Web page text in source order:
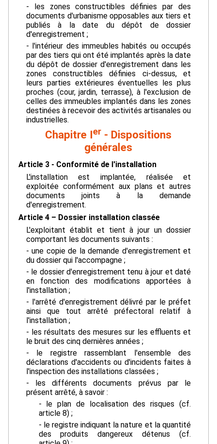
- les zones constructibles définies par des
documents d'urbanisme opposables aux tiers et
publiés à la date du dépôt de dossier
d'enregistrement ;
- l'intérieur des immeubles habités ou occupés
par des tiers qui ont été implantés après la date
du dépôt de dossier d'enregistrement dans les
zones constructibles définies ci-dessus, et
leurs parties extérieures éventuelles les plus
proches (cour, jardin, terrasse), à l'exclusion de
celles des immeubles implantés dans les zones
destinées à recevoir des activités artisanales ou
industrielles.
Chapitre Ier - Dispositions
générales
Article 3 - Conformité de l'installation
L'installation est implantée, réalisée et
exploitée conformément aux plans et autres
documents joints à la demande
d'enregistrement.
Article 4 – Dossier installation classée
L'exploitant établit et tient à jour un dossier
comportant les documents suivants :
- une copie de la demande d'enregistrement et
du dossier qui l'accompagne ;
- le dossier d'enregistrement tenu à jour et daté
en fonction des modifications apportées à
l'installation ;
- l'arrêté d'enregistrement délivré par le préfet
ainsi que tout arrêté préfectoral relatif à
l'installation ;
- les résultats des mesures sur les effluents et
le bruit des cinq dernières années ;
- le registre rassemblant l'ensemble des
déclarations d'accidents ou d'incidents faites à
l'inspection des installations classées ;
- les différents documents prévus par le
présent arrêté, à savoir :
- le plan de localisation des risques (cf.
article 8) ;
- le registre indiquant la nature et la quantité
des produits dangereux détenus (cf.